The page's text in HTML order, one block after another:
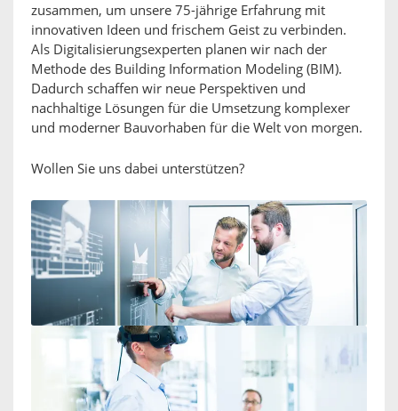
zusammen, um unsere 75-jährige Erfahrung mit
innovativen Ideen und frischem Geist zu verbinden.
Als Digitalisierungsexperten planen wir nach der
Methode des Building Information Modeling (BIM).
Dadurch schaffen wir neue Perspektiven und
nachhaltige Lösungen für die Umsetzung komplexer
und moderner Bauvorhaben für die Welt von morgen.
Wollen Sie uns dabei unterstützen?